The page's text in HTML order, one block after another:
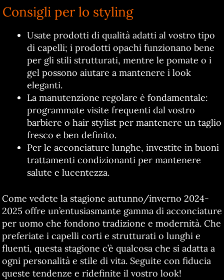
Consigli per lo styling
Usate prodotti di qualità adatti al vostro tipo
di capelli; i prodotti opachi funzionano bene
per gli stili strutturati, mentre le pomate o i
gel possono aiutare a mantenere i look
eleganti.
La manutenzione regolare è fondamentale:
programmate visite frequenti dal vostro
barbiere o hair stylist per mantenere un taglio
fresco e ben definito.
Per le acconciature lunghe, investite in buoni
trattamenti condizionanti per mantenere
salute e lucentezza.
Come vedete la stagione autunno/inverno 2024-
2025 offre un’entusiasmante gamma di acconciature
per uomo che fondono tradizione e modernità. Che
preferiate i capelli corti e strutturati o lunghi e
fluenti, questa stagione c’è qualcosa che si adatta a
ogni personalità e stile di vita. Seguite con fiducia
queste tendenze e ridefinite il vostro look!